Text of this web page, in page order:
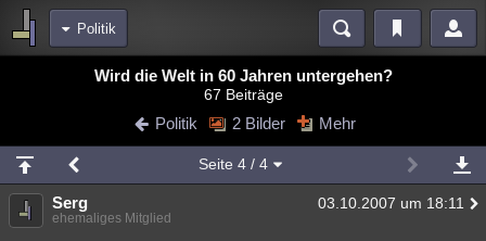
Politik
Blogs
Chat Wiki Neuigkeiten
meine Rubriken
Menschen Mystery Kriminalfälle
Wird die Welt in 60 Jahren untergehen?
67 Beiträge
Politik 2 Bilder Mehr
Seite 4/ 4
Serg 03.10.2007 um 18:11
ehemaliges Mitglied